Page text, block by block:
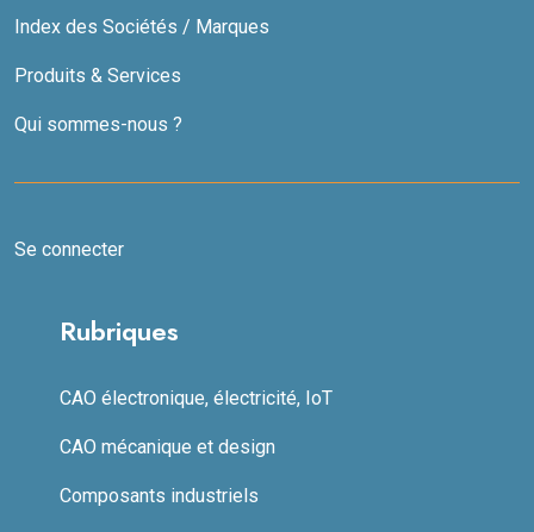
Index des Sociétés / Marques
Produits & Services
Qui sommes-nous ?
Se connecter
Rubriques
CAO électronique, électricité, IoT
CAO mécanique et design
Composants industriels